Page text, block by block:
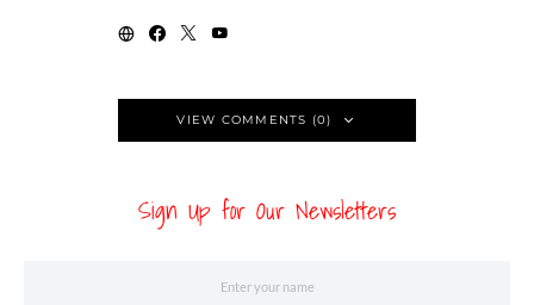
VIEW COMMENTS (0)
Sign Up for Our Newsletters